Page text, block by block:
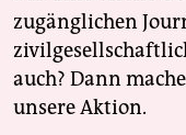
zugänglichen
auch? Dann
unsere Aktion.